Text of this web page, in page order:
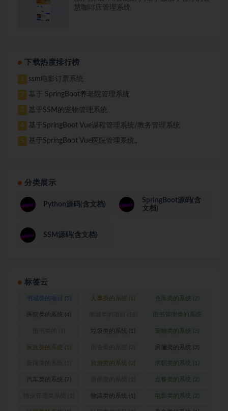
慧咖啡店管理系统
下载热度排行榜
1 ssm电影订票系统
2 基于 SpringBoot养老院管理系统
3 基于SSM的宠物管理系统
4 基于SpringBoot Vue课程管理系统/教务管理系统
5 基于SpringBoot Vue医院管理系统,,
分类展示
Python源码(含文档)
SpringBoot源码(含
文档)
SSM源码(含文档)
标签云
书城类的项目 (5) 人事类的系统 (1) 仓库类的系统 (2)
医院类的系统 (4) 图书管理类的系统
(1)
垃圾类的系统 (1) 宠物类的系统 (3)
家政类的系统 (1) 房屋类的系统 (3)
旅游类的系统 (2) 求职类的系统 (1)
汽车类的系统 (7) 点餐类的系统 (2)
物流类的系统 (1) 电影类的系统 (2)